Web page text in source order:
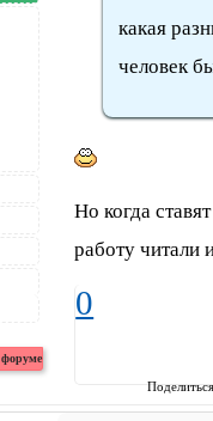
какая
человек
Но когда
работу читали
0